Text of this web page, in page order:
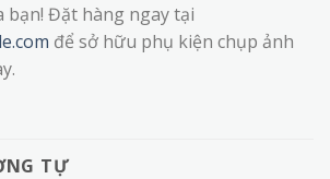
bạn! Đặt hàng ngay tại
để sở hữu phụ kiện chụp ảnh
TỰ